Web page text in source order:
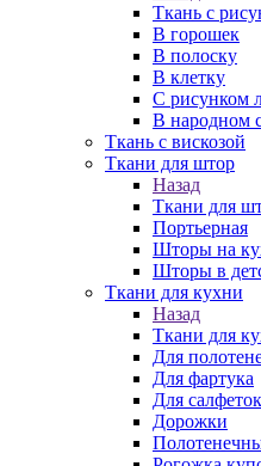
Ткань с
В горошек
В полоску
В клетку
С рисунком
В народном
Ткань с вискозой
Ткани для штор
Назад
Ткани для
Портьерная
Шторы на
Шторы в
Ткани для кухни
Назад
Ткани для
Для
Для фартука
Для салфеток
Дорожки